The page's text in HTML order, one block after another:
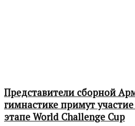
Представители сборной
гимнастике примут
этапе World Challenge Cup